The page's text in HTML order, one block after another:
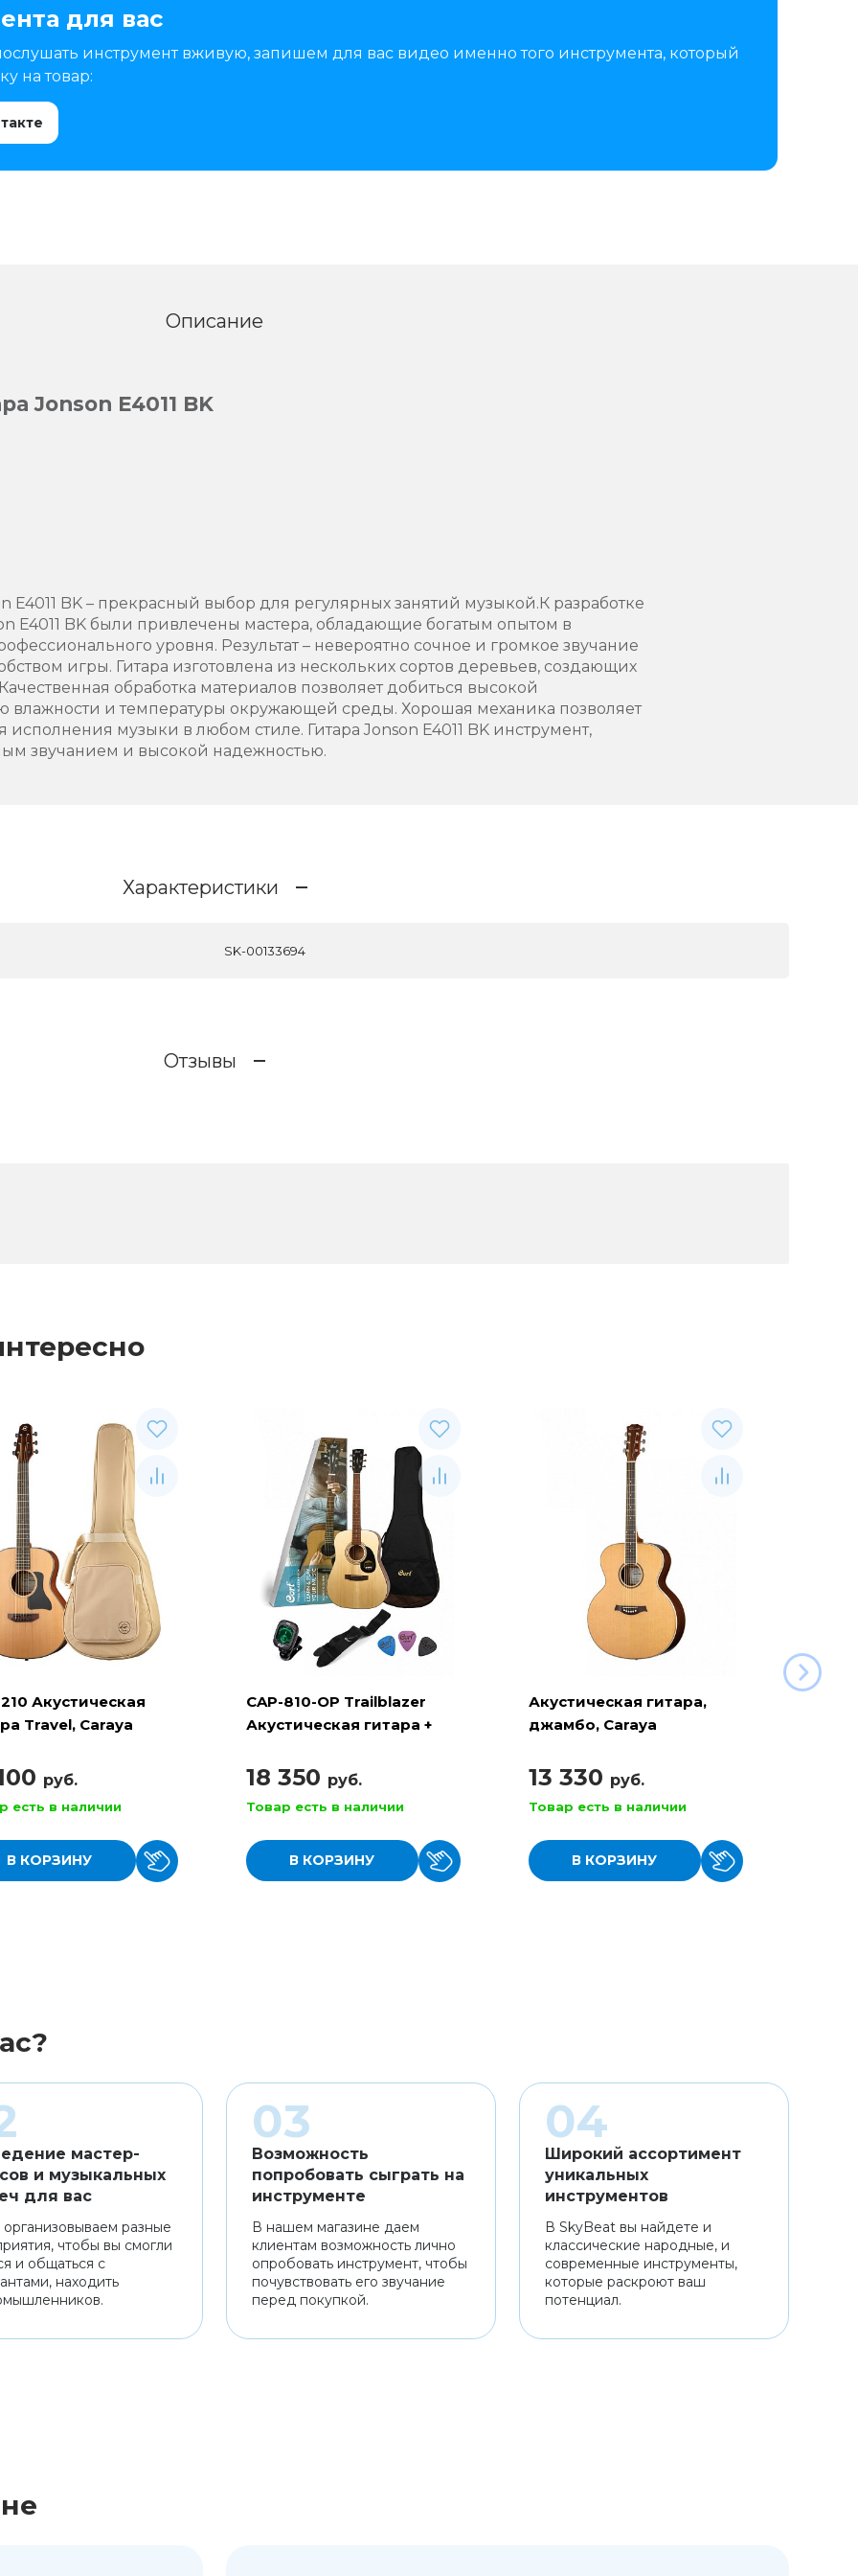
для вас
инструмент вживую, запишем для вас видео именно того инструмента, который
на товар:
Описание
Jonson E4011 BK
E4011 BK – прекрасный выбор для регулярных занятий музыкой.К разработке
E4011 BK были привлечены мастера, обладающие богатым опытом в
уровня. Результат – невероятно сочное и громкое звучание
игры. Гитара изготовлена из нескольких сортов деревьев, создающих
обработка материалов позволяет добиться высокой
влажности и температуры окружающей среды. Хорошая механика позволяет
исполнения музыки в любом стиле. Гитара Jonson E4011 BK инструмент,
звучанием и высокой надежностью.
Характеристики
SK-00133694
Отзывы
Акустическая
Travel, Caraya
руб.
есть в наличии
В КОРЗИНУ
CAP-810-OP Trailblazer
Акустическая гитара +
18 350 руб.
Товар есть в наличии
В КОРЗИНУ
Акустическая гитара,
джамбо, Caraya
13 330 руб.
Товар есть в наличии
В КОРЗИНУ
мастер-
и музыкальных
для вас
организовываем разные
чтобы вы смогли
и общаться с
находить
Возможность
попробовать сыграть на
инструменте
В нашем магазине даем
клиентам возможность лично
опробовать инструмент, чтобы
почувствовать его звучание
перед покупкой.
Широкий ассортимент
уникальных
инструментов
В SkyBeat вы найдете и
классические народные, и
современные инструменты,
которые раскроют ваш
потенциал.